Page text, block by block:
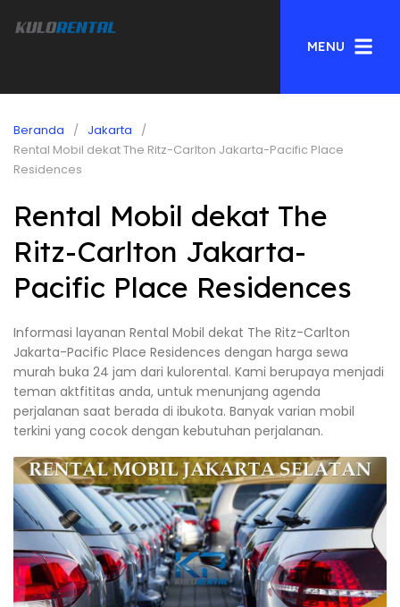
MENU
Beranda
Jakarta
Rental Mobil dekat The Ritz-Carlton Jakarta-Pacific Place
Residences
Rental Mobil dekat The
Ritz-Carlton Jakarta-
Pacific Place Residences
Informasi layanan Rental Mobil dekat The Ritz-Carlton
Jakarta-Pacific Place Residences dengan harga sewa
murah buka 24 jam dari kulorental. Kami berupaya menjadi
teman aktfititas anda, untuk menunjang agenda
perjalanan saat berada di ibukota. Banyak varian mobil
terkini yang cocok dengan kebutuhan perjalanan.